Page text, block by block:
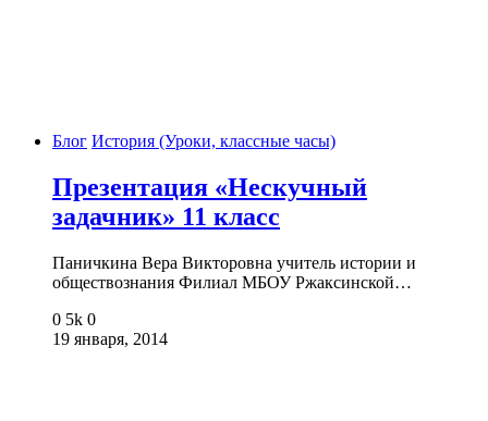
Блог История (Уроки, классные часы)
Презентация «Нескучный
задачник» 11 класс
Паничкина Вера Викторовна учитель истории и
обществознания Филиал МБОУ Ржаксинской…
0 5k 0
19 января, 2014